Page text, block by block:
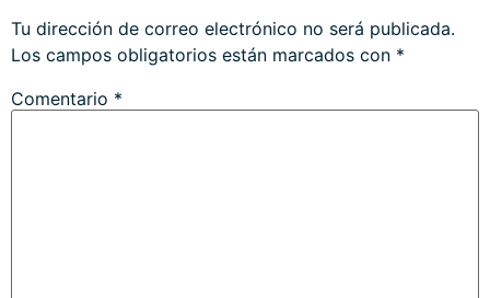
Tu dirección de correo electrónico no será publicada.
Los campos obligatorios están marcados con *
Comentario *